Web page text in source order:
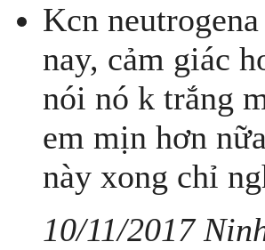
Kcn
nay, cảm giác
nói nó k trắng
em mịn hơn
này xong chỉ
10/11/2017